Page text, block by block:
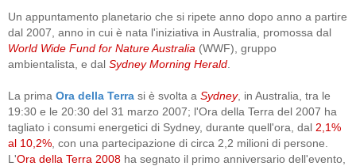
Un appuntamento planetario che si ripete anno dopo anno a partire
dal 2007, anno in cui è nata l'iniziativa in Australia, promossa dal
World Wide Fund for Nature Australia (WWF), gruppo
ambientalista, e dal Sydney Morning Herald
La prima Ora della Terra si è svolta a Sydney, in Australia, tra le
19:30 e le 20:30 del 31 marzo 2007; l'Ora della Terra del 2007 ha
tagliato i consumi energetici di Sydney, durante quell'ora, dal 2,1%
al 10,2% , con una partecipazione di circa 2,2 milioni di persone.
L'Ora della Terra 2008 ha segnato il primo anniversario dell'evento,